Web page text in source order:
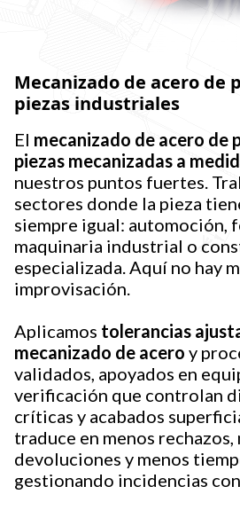
Mecanizado de acero de
piezas industriales
El mecanizado de acero de
piezas mecanizadas a
nuestros puntos fuertes.
sectores donde la pieza
siempre igual: automoción,
maquinaria industrial o
especializada. Aquí no hay
improvisación.
Aplicamos tolerancias
mecanizado de acero y
validados, apoyados en
verificación que controlan
críticas y acabados
traduce en menos rechazos,
devoluciones y menos
gestionando incidencias